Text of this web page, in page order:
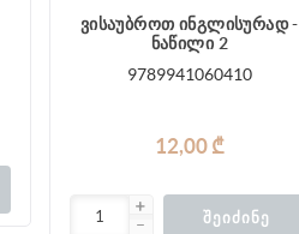
ვისაუბროთ ინგლისურად -
ნაწილი 2
9789941060410
12,00 ₾
ᲨᲔᲘᲫᲘᲜᲔ